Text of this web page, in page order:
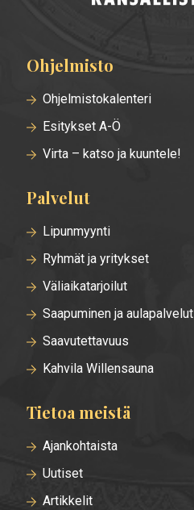
Alatunnisteen
valikko
Ohjelmisto
Ohjelmistokalenteri
Esitykset A-Ö
Virta – katso ja kuuntele!
Palvelut
Lipunmyynti
Ryhmät ja yritykset
Väliaikatarjoilut
Saapuminen ja aulapalvelut
Saavutettavuus
Kahvila Willensauna
Tietoa meistä
Ajankohtaista
Uutiset
Artikkelit